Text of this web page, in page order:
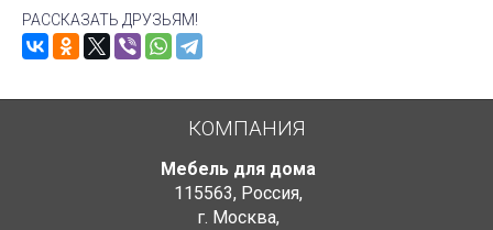
РАССКАЗАТЬ ДРУЗЬЯМ!
КОМПАНИЯ
Мебель для дома
115563, Россия,
г. Москва,